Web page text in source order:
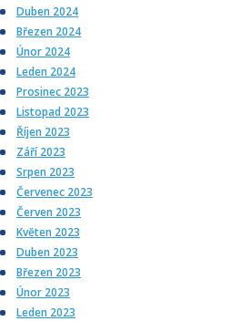
Duben 2024
Březen 2024
Únor 2024
Leden 2024
Prosinec 2023
Listopad 2023
Říjen 2023
Září 2023
Srpen 2023
Červenec 2023
Červen 2023
Květen 2023
Duben 2023
Březen 2023
Únor 2023
Leden 2023